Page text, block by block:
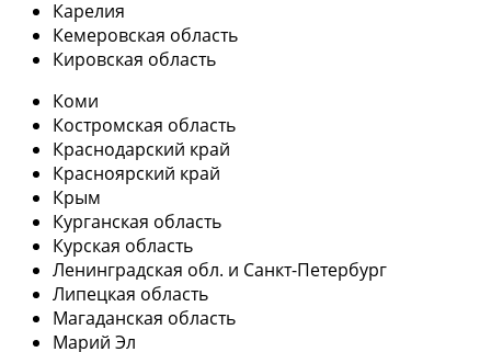
Карелия
Кемеровская область
Кировская область
Коми
Костромская область
Краснодарский край
Красноярский край
Крым
Курганская область
Курская область
Ленинградская обл. и Санкт-Петербург
Липецкая область
Магаданская область
Марий Эл